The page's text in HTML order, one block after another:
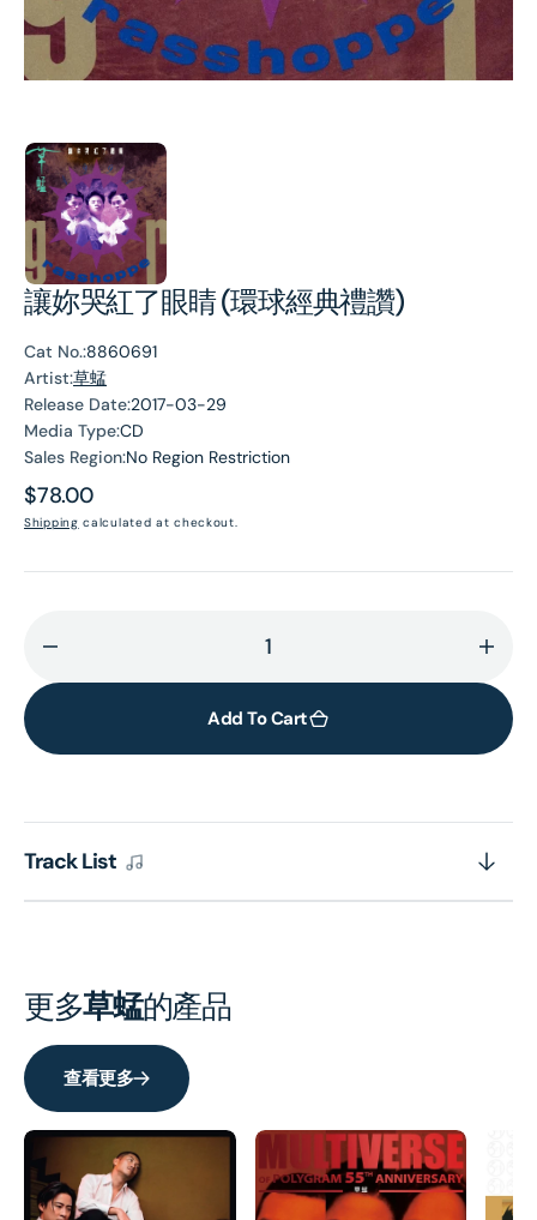
讓妳哭紅了眼睛 (環球經典禮讚)
Cat No.:8860691
Artist:草蜢
Release Date:2017-03-29
Media Type:CD
Sales Region:No Region Restriction
Regular
price
$78.00
Shipping calculated at checkout.
quantity
讓
紅
了
經
讚)
for
讓
紅
了
Add To Cart
Track List
更多草蜢的產品
查看更多